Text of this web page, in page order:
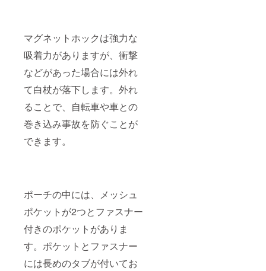
マグネットホックは強力な
吸着力がありますが、衝撃
などがあった場合には外れ
て白杖が落下します。外れ
ることで、自転車や車との
巻き込み事故を防ぐことが
できます。
ポーチの中には、メッシュ
ポケットが2つとファスナー
付きのポケットがありま
す。ポケットとファスナー
には長めのタブが付いてお